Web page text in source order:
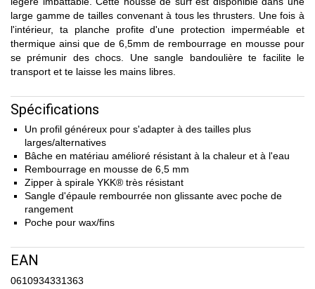
large gamme de tailles convenant à tous les thrusters. Une fois à
l'intérieur, ta planche profite d'une protection imperméable et
thermique ainsi que de 6,5mm de rembourrage en mousse pour
se prémunir des chocs. Une sangle bandoulière te facilite le
transport et te laisse les mains libres.
Spécifications
Un profil généreux pour s'adapter à des tailles plus
larges/alternatives
Bâche en matériau amélioré résistant à la chaleur et à l'eau
Rembourrage en mousse de 6,5 mm
Zipper à spirale YKK® très résistant
Sangle d'épaule rembourrée non glissante avec poche de
rangement
Poche pour wax/fins
EAN
0610934331363